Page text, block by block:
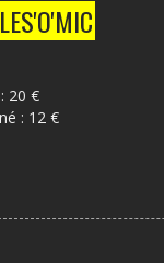
20 €
: 12 €